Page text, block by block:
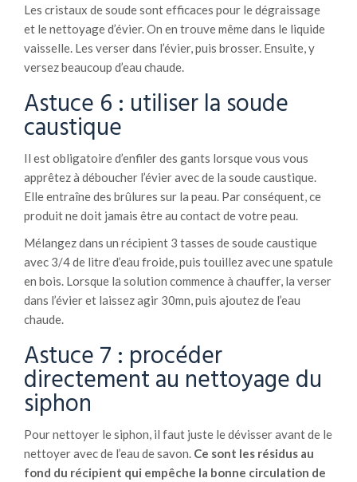
Les cristaux de soude sont efficaces pour le dégraissage
et le nettoyage d’évier. On en trouve même dans le liquide
vaisselle. Les verser dans l’évier, puis brosser. Ensuite, y
versez beaucoup d’eau chaude.
Astuce 6 : utiliser la soude
caustique
Il est obligatoire d’enfiler des gants lorsque vous vous
apprêtez à déboucher l’évier avec de la soude caustique.
Elle entraîne des brûlures sur la peau. Par conséquent, ce
produit ne doit jamais être au contact de votre peau.
Mélangez dans un récipient 3 tasses de soude caustique
avec 3/4 de litre d’eau froide, puis touillez avec une spatule
en bois. Lorsque la solution commence à chauffer, la verser
dans l’évier et laissez agir 30mn, puis ajoutez de l’eau
chaude.
Astuce 7 : procéder
directement au nettoyage du
siphon
Pour nettoyer le siphon, il faut juste le dévisser avant de le
nettoyer avec de l’eau de savon. Ce sont les résidus au
fond du récipient qui empêche la bonne circulation de